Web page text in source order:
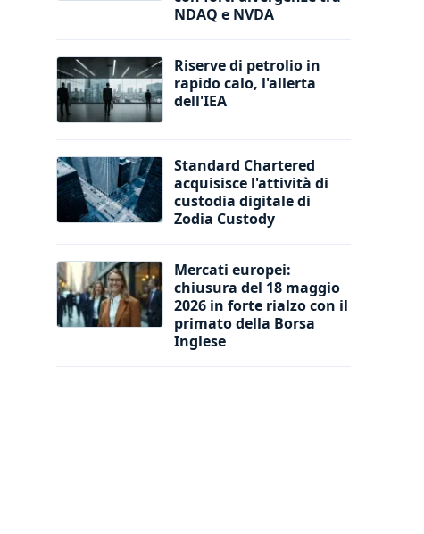
NDAQ e NVDA
Riserve di petrolio in
rapido calo, l'allerta
dell'IEA
Standard Chartered
acquisisce l'attività di
custodia digitale di
Zodia Custody
Mercati europei:
chiusura del 18 maggio
2026 in forte rialzo con il
primato della Borsa
Inglese